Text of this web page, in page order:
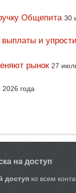
Общепита 30
и
рынок 27
года
на доступ
доступ ко всем